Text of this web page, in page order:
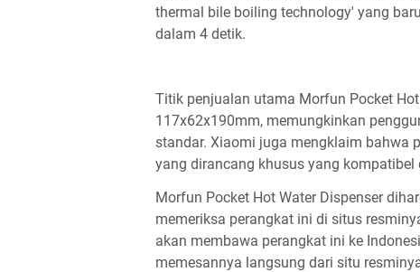
thermal bile boiling technology' yang
dalam 4 detik.
Titik penjualan utama Morfun Pocket
117x62x190mm, memungkinkan
standar. Xiaomi juga mengklaim bahwa
yang dirancang khusus yang
Morfun Pocket Hot Water Dispenser
memeriksa perangkat ini di situs
akan membawa perangkat ini ke
memesannya langsung dari situ